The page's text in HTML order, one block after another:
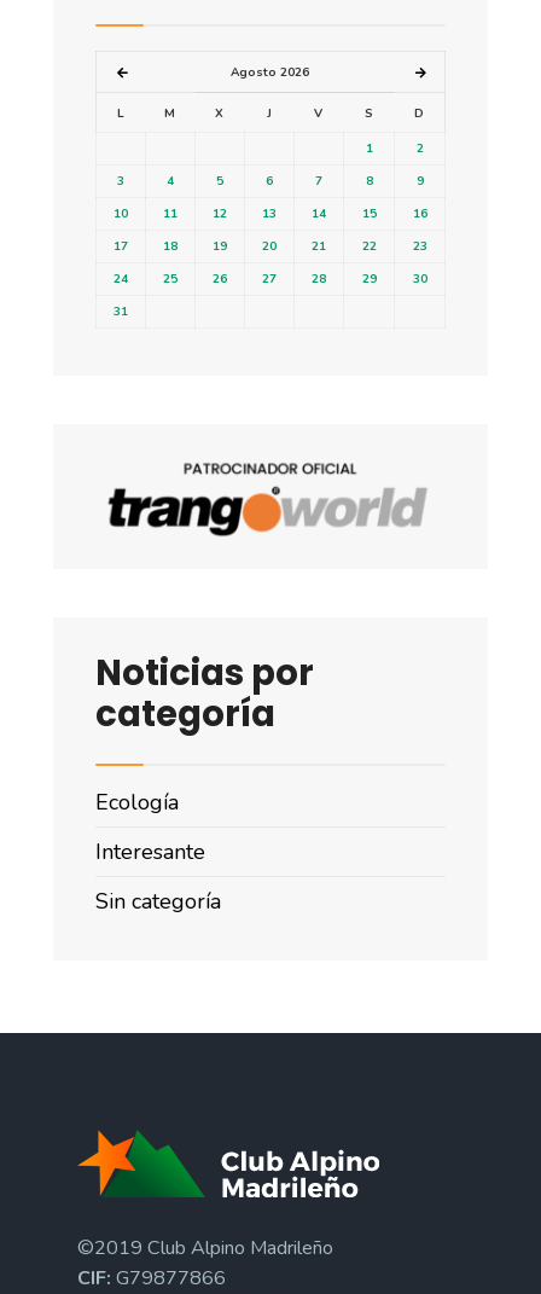
Agosto 2026
L M X J V S D
1
2
3
4 5 6 7 8
9
10
11 12 13 14 15
16
17
18 19 20 21 22
23
24
25 26 27 28 29
30
31
Noticias por
categoría
Ecología
Interesante
Sin categoría
©2019 Club Alpino Madrileño
CIF: G79877866